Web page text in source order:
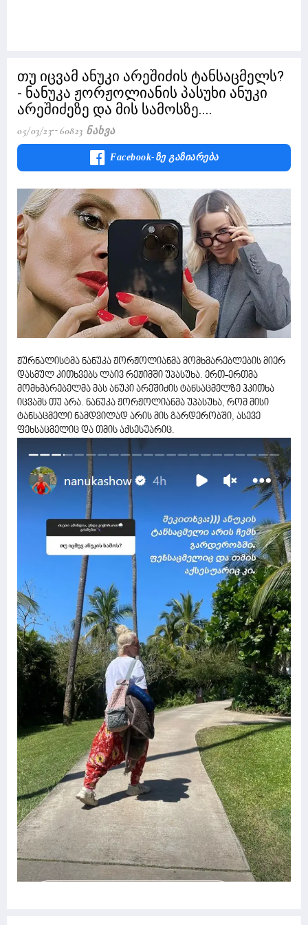
თუ იცვამ ანუკი არეშიძის ტანსაცმელს?
- ნანუკა ჟორჟოლიანის პასუხი ანუკი
არეშიძეზე და მის სამოსზე....
05/03/23 60823 Ნახვა
Facebook-Ზე Გაზიარება
ჟურნალისტმა ნანუკა ჟორჟოლიანმა მომხმარებლების მიერ
დასმულ კითხვებს ლაივ რეჟიმში უპასუხა. ერთ-ერთმა
მომხმარებელმა მას ანუკი არეშიძის ტანსაცმელზე ჰკითხა
იცვამს თუ არა. ნანუკა ჟორჟოლიანმა უპასუხა, რომ მისი
ტანსაცმელი ნამდვილად არის მის გარდერობში, ასევე
ფეხსაცმელიც და თმის აქსესუარიც.